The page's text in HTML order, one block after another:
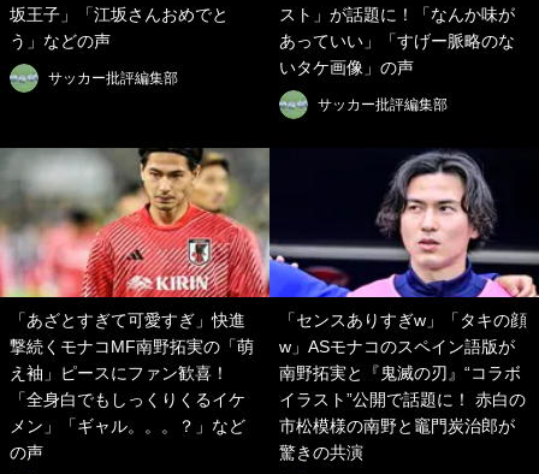
坂王子」「江坂さんおめでと
う」などの声
サッカー批評編集部
スト」が話題に！「なんか味が
あっていい」「すげー脈略のな
いタケ画像」の声
サッカー批評編集部
「あざとすぎて可愛すぎ」快進
撃続くモナコMF南野拓実の「萌
え袖」ピースにファン歓喜！
「全身白でもしっくりくるイケ
メン」「ギャル。。。？」など
の声
「センスありすぎw」「タキの顔
w」ASモナコのスペイン語版が
南野拓実と『鬼滅の刃』“コラボ
イラスト”公開で話題に！ 赤白の
市松模様の南野と竈門炭治郎が
驚きの共演